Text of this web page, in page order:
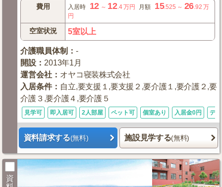
費用 入居時 12 ～ 12.4万円 月額 15.525 ～ 26 .92 万
円
空室状況 5室以上
介護職員体制 ：-
開設 ： 2013年1月
運営会社 ： オヤコ寝装株式会社
入居条件： 自立,要支援１,要支援２,要介護１,要介護２,要
介護３,要介護４,要介護５
見学可 即入居可 2人部屋 ペット可 個室あり 入居金0円 デ
資料請求する(無料) 施設見学する(無料)
資